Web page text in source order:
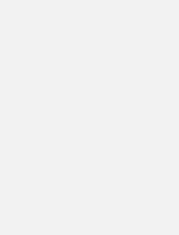
新开发产品在性能、
水平。